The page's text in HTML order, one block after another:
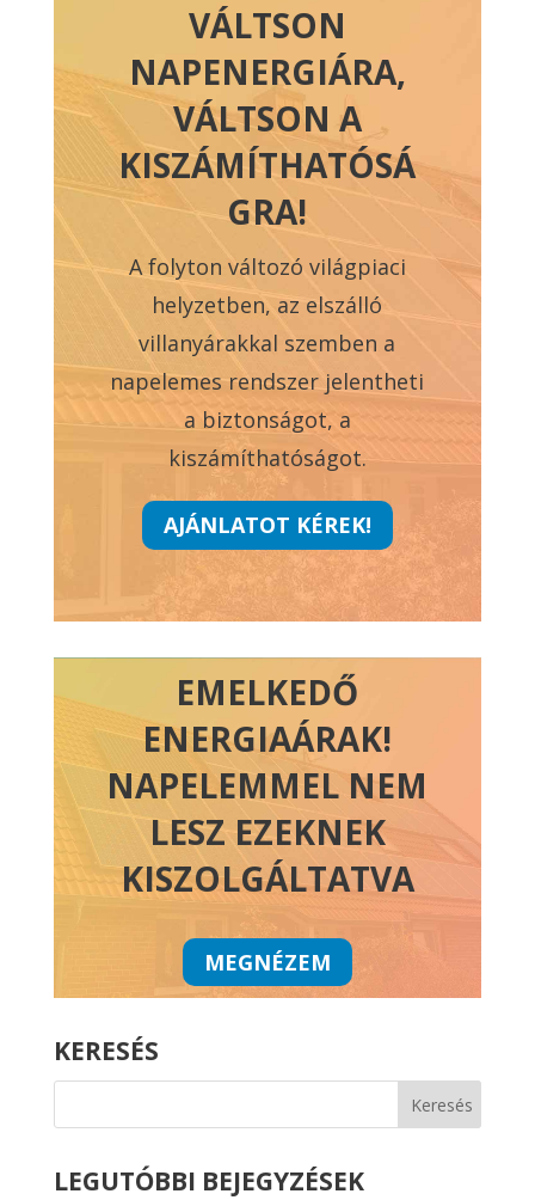
VÁLTSON
NAPENERGIÁRA,
VÁLTSON A
KISZÁMÍTHATÓSÁ
GRA!
A folyton változó világpiaci
helyzetben, az elszálló
villanyárakkal szemben a
napelemes rendszer jelentheti
a biztonságot, a
kiszámíthatóságot.
AJÁNLATOT KÉREK!
EMELKEDŐ
ENERGIAÁRAK!
NAPELEMMEL NEM
LESZ EZEKNEK
KISZOLGÁLTATVA
MEGNÉZEM
KERESÉS
LEGUTÓBBI BEJEGYZÉSEK